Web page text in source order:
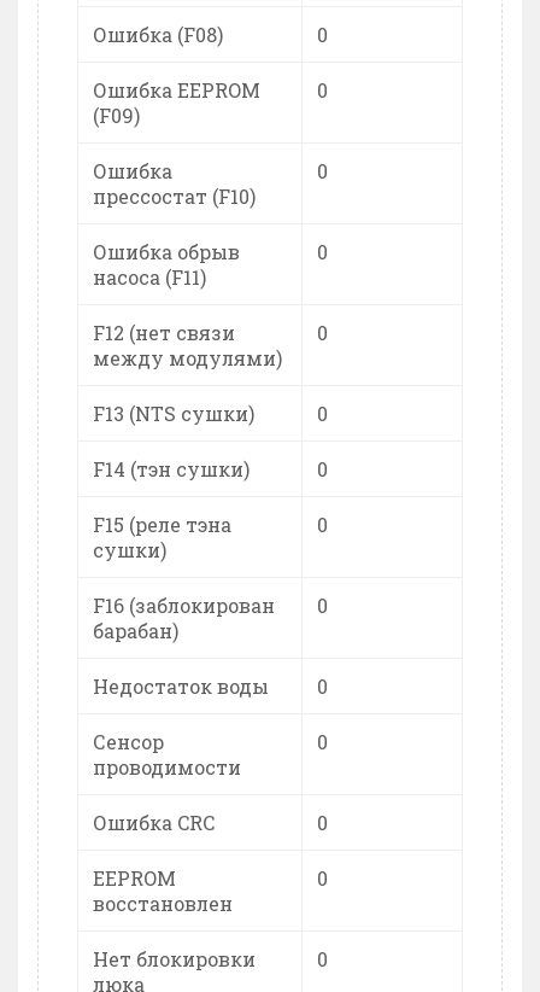
Ошибка (F08) 0
Ошибка EEPROM
(F09)
0
Ошибка
прессостат (F10)
0
Ошибка обрыв
насоса (F11)
0
F12 (нет связи
между модулями)
0
F13 (NTS сушки) 0
F14 (тэн сушки) 0
F15 (реле тэна
сушки)
0
F16 (заблокирован
барабан)
0
Недостаток воды 0
Сенсор
проводимости
0
Ошибка CRC 0
EEPROM
восстановлен
0
Нет блокировки
люка
0